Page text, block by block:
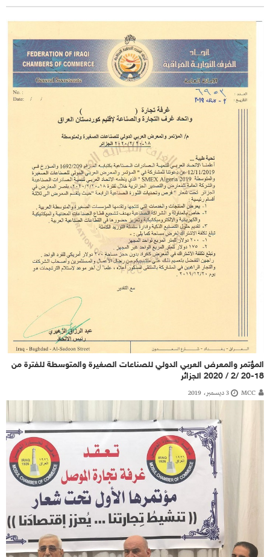
المؤتمر والمعرض العربي الدولي للصناعات الصغيرة والمتوسطة للفترة من
18-20 /2 / 2020 الجزائر
MCC 3 ديسمبر، 2019